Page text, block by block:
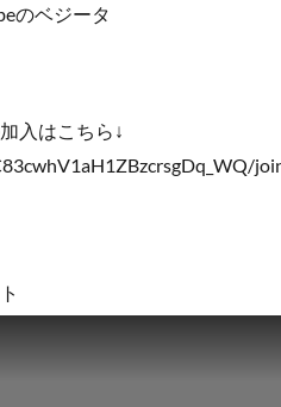
のベジータ
入はこちら↓